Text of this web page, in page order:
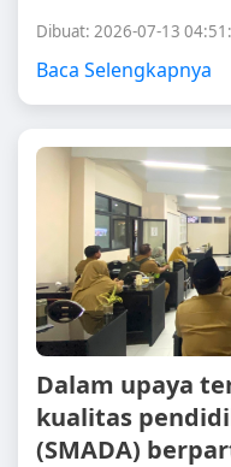
Dibuat: 2026-07-13
Baca Selengkapnya
Dalam upaya
kualitas
(SMADA)